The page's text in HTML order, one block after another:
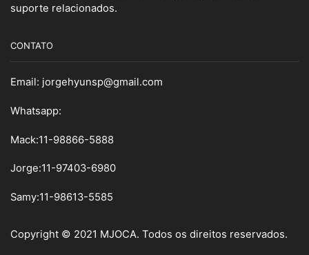
suporte relacionados.
CONTATO
Email: jorgehyunsp@gmail.com
Whatsapp:
Mack:11-98866-5888
Jorge:11-97403-6980
Samy:11-98613-5585
Copyright © 2021 MJOCA. Todos os direitos reservados.